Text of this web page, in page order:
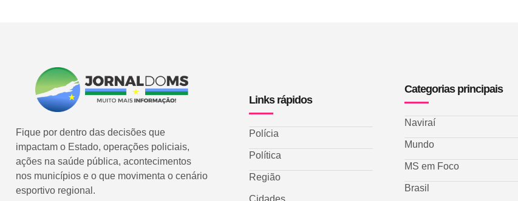
Fique por dentro das decisões que
impactam o Estado, operações policiais,
ações na saúde pública, acontecimentos
nos municípios e o que movimenta o cenário
esportivo regional.
Links rápidos
Polícia
Política
Região
Categorias principais
Naviraí
Mundo
MS em Foco
Brasil